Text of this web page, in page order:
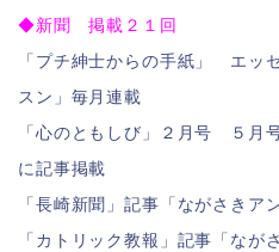
◆新聞 掲載２１回
「プチ紳士からの手紙」 エッ
スン」毎月連載
「心のともしび」２月号 ５
に記事掲載
「長崎新聞」記事「ながさきア
「カトリック教報」記事「なが